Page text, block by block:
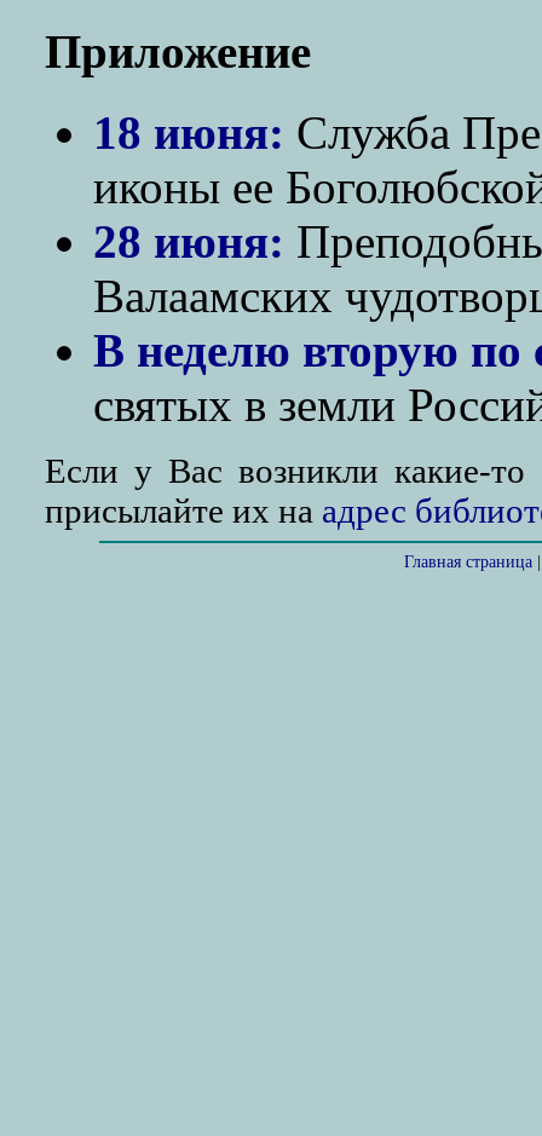
Приложение
18 июня: Служба
иконы ее
28 июня:
Валаамских
В неделю вторую по
святых в земли
Если у Вас возникли какие-
присылайте их на адрес
Главная страница